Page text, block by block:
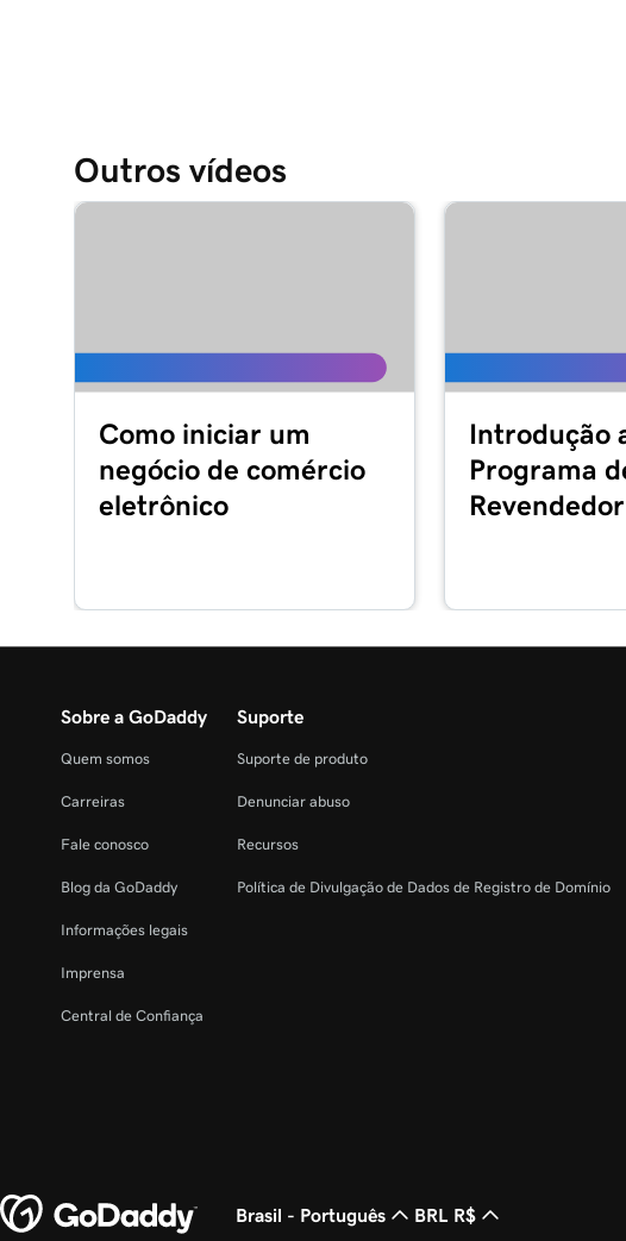
Outros vídeos
Como iniciar um
negócio de comércio
eletrônico
Introdução
Programa
Sobre a GoDaddy
Quem somos
Carreiras
Fale conosco
Blog da GoDaddy
Informações legais
Imprensa
Central de Confiança
Suporte
Suporte de produto
Denunciar abuso
Recursos
Política de Divulgação de Dados de Registro de Domínio
Brasil - Português BRL R$